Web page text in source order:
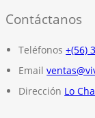
Contáctanos
Teléfonos +(56)
Email
Dirección Lo